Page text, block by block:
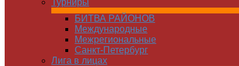
Турниры
БИТВА РАЙОНОВ
Международные
Межрегиональные
Санкт-Петербург
Лига в лицах